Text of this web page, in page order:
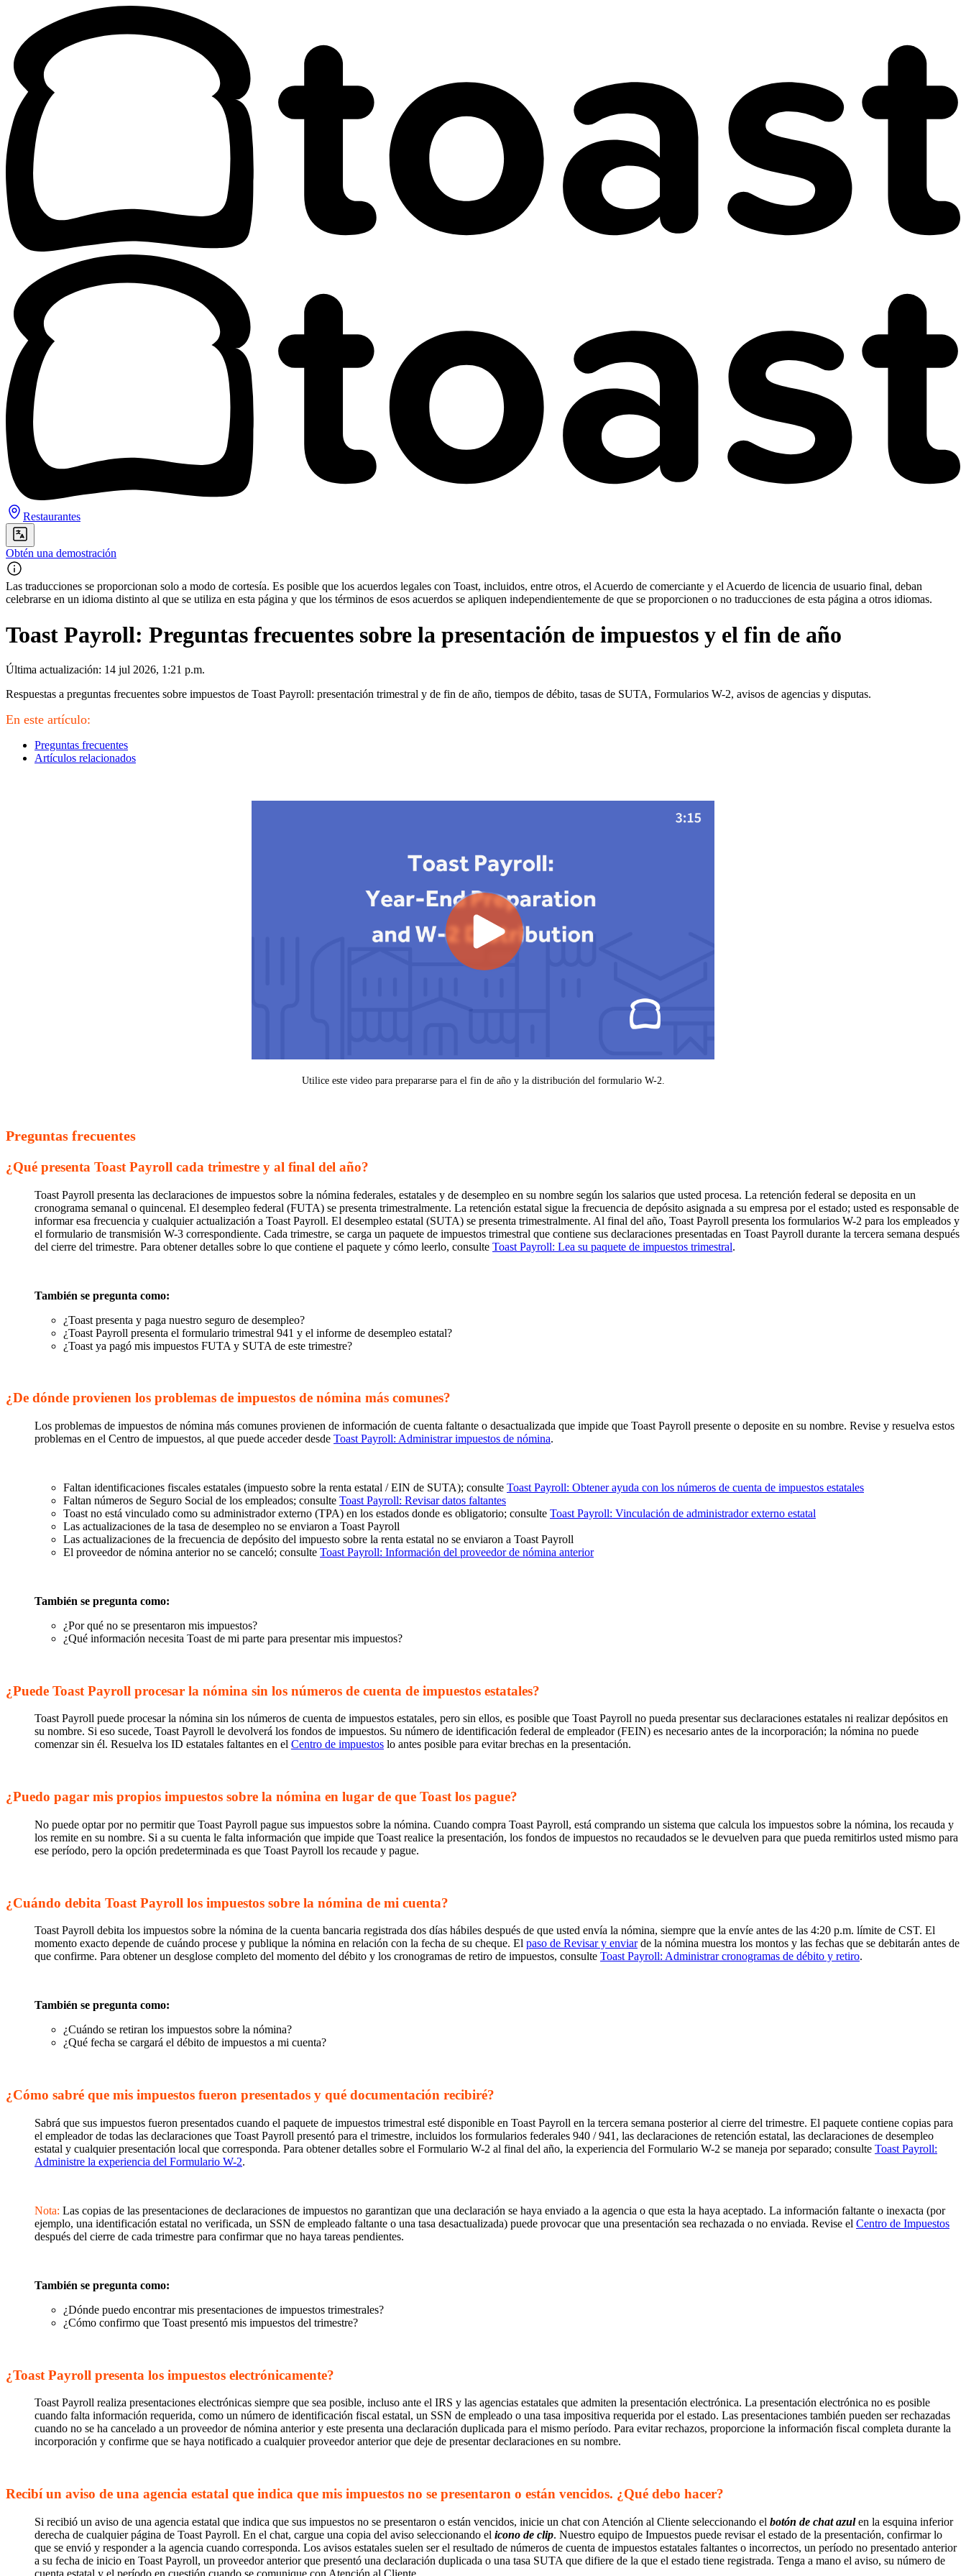
Restaurantes
Obtén una demostración
Las traducciones se proporcionan solo a modo de cortesía. Es posible que los acuerdos legales con Toast, incluidos, entre otros, el Acuerdo de comerciante y el Acuerdo de licencia de usuario final, deban
celebrarse en un idioma distinto al que se utiliza en esta página y que los términos de esos acuerdos se apliquen independientemente de que se proporcionen o no traducciones de esta página a otros idiomas.
Toast Payroll: Preguntas frecuentes sobre la presentación de impuestos y el fin de año
Última actualización: 14 jul 2026, 1:21 p.m.
Respuestas a preguntas frecuentes sobre impuestos de Toast Payroll: presentación trimestral y de fin de año, tiempos de débito, tasas de SUTA, Formularios W-2, avisos de agencias y disputas.
En este artículo:
Preguntas frecuentes
Artículos relacionados
Utilice este video para prepararse para el fin de año y la distribución del formulario W-2.
Preguntas frecuentes
¿Qué presenta Toast Payroll cada trimestre y al final del año?
Toast Payroll presenta las declaraciones de impuestos sobre la nómina federales, estatales y de desempleo en su nombre según los salarios que usted procesa. La retención federal se deposita en un
cronograma semanal o quincenal. El desempleo federal (FUTA) se presenta trimestralmente. La retención estatal sigue la frecuencia de depósito asignada a su empresa por el estado; usted es responsable de
informar esa frecuencia y cualquier actualización a Toast Payroll. El desempleo estatal (SUTA) se presenta trimestralmente. Al final del año, Toast Payroll presenta los formularios W-2 para los empleados y
el formulario de transmisión W-3 correspondiente. Cada trimestre, se carga un paquete de impuestos trimestral que contiene sus declaraciones presentadas en Toast Payroll durante la tercera semana después
del cierre del trimestre. Para obtener detalles sobre lo que contiene el paquete y cómo leerlo, consulte Toast Payroll: Lea su paquete de impuestos trimestral.
También se pregunta como:
¿Toast presenta y paga nuestro seguro de desempleo?
¿Toast Payroll presenta el formulario trimestral 941 y el informe de desempleo estatal?
¿Toast ya pagó mis impuestos FUTA y SUTA de este trimestre?
¿De dónde provienen los problemas de impuestos de nómina más comunes?
Los problemas de impuestos de nómina más comunes provienen de información de cuenta faltante o desactualizada que impide que Toast Payroll presente o deposite en su nombre. Revise y resuelva estos
problemas en el Centro de impuestos, al que puede acceder desde Toast Payroll: Administrar impuestos de nómina.
Faltan identificaciones fiscales estatales (impuesto sobre la renta estatal / EIN de SUTA); consulte Toast Payroll: Obtener ayuda con los números de cuenta de impuestos estatales
Faltan números de Seguro Social de los empleados; consulte Toast Payroll: Revisar datos faltantes
Toast no está vinculado como su administrador externo (TPA) en los estados donde es obligatorio; consulte Toast Payroll: Vinculación de administrador externo estatal
Las actualizaciones de la tasa de desempleo no se enviaron a Toast Payroll
Las actualizaciones de la frecuencia de depósito del impuesto sobre la renta estatal no se enviaron a Toast Payroll
El proveedor de nómina anterior no se canceló; consulte Toast Payroll: Información del proveedor de nómina anterior
También se pregunta como:
¿Por qué no se presentaron mis impuestos?
¿Qué información necesita Toast de mi parte para presentar mis impuestos?
¿Puede Toast Payroll procesar la nómina sin los números de cuenta de impuestos estatales?
Toast Payroll puede procesar la nómina sin los números de cuenta de impuestos estatales, pero sin ellos, es posible que Toast Payroll no pueda presentar sus declaraciones estatales ni realizar depósitos en
su nombre. Si eso sucede, Toast Payroll le devolverá los fondos de impuestos. Su número de identificación federal de empleador (FEIN) es necesario antes de la incorporación; la nómina no puede
comenzar sin él. Resuelva los ID estatales faltantes en el Centro de impuestos lo antes posible para evitar brechas en la presentación.
¿Puedo pagar mis propios impuestos sobre la nómina en lugar de que Toast los pague?
No puede optar por no permitir que Toast Payroll pague sus impuestos sobre la nómina. Cuando compra Toast Payroll, está comprando un sistema que calcula los impuestos sobre la nómina, los recauda y
los remite en su nombre. Si a su cuenta le falta información que impide que Toast realice la presentación, los fondos de impuestos no recaudados se le devuelven para que pueda remitirlos usted mismo para
ese período, pero la opción predeterminada es que Toast Payroll los recaude y pague.
¿Cuándo debita Toast Payroll los impuestos sobre la nómina de mi cuenta?
Toast Payroll debita los impuestos sobre la nómina de la cuenta bancaria registrada dos días hábiles después de que usted envía la nómina, siempre que la envíe antes de las 4:20 p.m. límite de CST. El
momento exacto depende de cuándo procese y publique la nómina en relación con la fecha de su cheque. El paso de Revisar y enviarde la nómina muestra los montos y las fechas que se debitarán antes de
que confirme. Para obtener un desglose completo del momento del débito y los cronogramas de retiro de impuestos, consulte Toast Payroll: Administrar cronogramas de débito y retiro.
También se pregunta como:
¿Cuándo se retiran los impuestos sobre la nómina?
¿Qué fecha se cargará el débito de impuestos a mi cuenta?
¿Cómo sabré que mis impuestos fueron presentados y qué documentación recibiré?
Sabrá que sus impuestos fueron presentados cuando el paquete de impuestos trimestral esté disponible en Toast Payroll en la tercera semana posterior al cierre del trimestre. El paquete contiene copias para
el empleador de todas las declaraciones que Toast Payroll presentó para el trimestre, incluidos los formularios federales 940 / 941, las declaraciones de retención estatal, las declaraciones de desempleo
estatal y cualquier presentación local que corresponda. Para obtener detalles sobre el Formulario W-2 al final del año, la experiencia del Formulario W-2 se maneja por separado; consulte Toast Payroll:
Administre la experiencia del Formulario W-2.
Nota: Las copias de las presentaciones de declaraciones de impuestos no garantizan que una declaración se haya enviado a la agencia o que esta la haya aceptado. La información faltante o inexacta (por
ejemplo, una identificación estatal no verificada, un SSN de empleado faltante o una tasa desactualizada) puede provocar que una presentación sea rechazada o no enviada. Revise el Centro de Impuestos
después del cierre de cada trimestre para confirmar que no haya tareas pendientes.
También se pregunta como:
¿Dónde puedo encontrar mis presentaciones de impuestos trimestrales?
¿Cómo confirmo que Toast presentó mis impuestos del trimestre?
¿Toast Payroll presenta los impuestos electrónicamente?
Toast Payroll realiza presentaciones electrónicas siempre que sea posible, incluso ante el IRS y las agencias estatales que admiten la presentación electrónica. La presentación electrónica no es posible
cuando falta información requerida, como un número de identificación fiscal estatal, un SSN de empleado o una tasa impositiva requerida por el estado. Las presentaciones también pueden ser rechazadas
cuando no se ha cancelado a un proveedor de nómina anterior y este presenta una declaración duplicada para el mismo período. Para evitar rechazos, proporcione la información fiscal completa durante la
incorporación y confirme que se haya notificado a cualquier proveedor anterior que deje de presentar declaraciones en su nombre.
Recibí un aviso de una agencia estatal que indica que mis impuestos no se presentaron o están vencidos. ¿Qué debo hacer?
Si recibió un aviso de una agencia estatal que indica que sus impuestos no se presentaron o están vencidos, inicie un chat con Atención al Cliente seleccionando el botón de chat azulen la esquina inferior
derecha de cualquier página de Toast Payroll. En el chat, cargue una copia del aviso seleccionando el icono de clip. Nuestro equipo de Impuestos puede revisar el estado de la presentación, confirmar lo
que se envió y responder a la agencia cuando corresponda. Los avisos estatales suelen ser el resultado de números de cuenta de impuestos estatales faltantes o incorrectos, un período no presentado anterior
a su fecha de inicio en Toast Payroll, un proveedor anterior que presentó una declaración duplicada o una tasa SUTA que difiere de la que el estado tiene registrada. Tenga a mano el aviso, su número de
cuenta estatal y el período en cuestión cuando se comunique con Atención al Cliente.